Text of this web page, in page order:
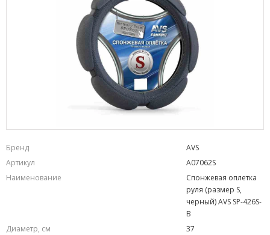
Бренд
AVS
Артикул
A07062S
Наименование
Спонжевая оплетка
руля (размер S,
черный) AVS SP-426S-
B
Диаметр, см
37